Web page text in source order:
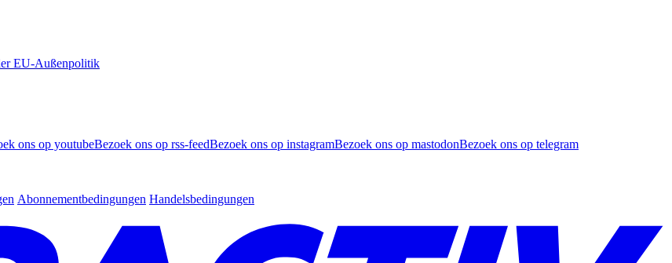
EU-Außenpolitik
ons op youtubeBezoek ons op rss-feedBezoek ons op instagramBezoek ons op mastodonBezoek ons op telegram
Abonnementbedingungen Handelsbedingungen